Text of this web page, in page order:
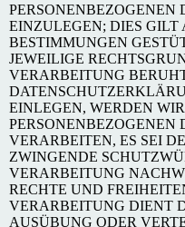
PERSONENBEZOGENEN
EINZULEGEN; DIES GILT
BESTIMMUNGEN
JEWEILIGE
VERARBEITUNG
EINLEGEN, WERDEN
PERSONENBEZOGENEN
VERARBEITEN, ES SEI
ZWINGENDE
VERARBEITUNG
RECHTE UND
VERARBEITUNG DIENT
AUSÜBUNG ODER